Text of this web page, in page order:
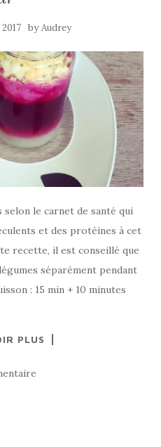
byAudrey
le carnet de santé qui
et des protéines à cet
recette, il est conseillé que
séparément pendant
: 15 min + 10 minutes
PLUS